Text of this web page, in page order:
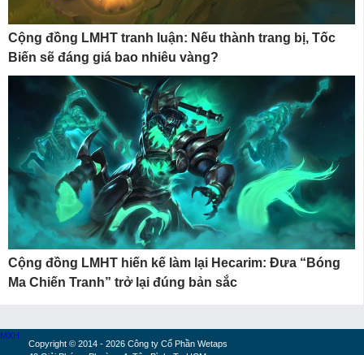
Cộng đồng LMHT tranh luận: Nếu thành trang bị, Tốc
Biến sẽ đáng giá bao nhiêu vàng?
Cộng đồng LMHT hiến kế làm lại Hecarim: Đưa “Bóng
Ma Chiến Tranh” trở lại đúng bản sắc
Copyright © 2014 - 2026 Công ty Cổ Phần Wetaps
MXH